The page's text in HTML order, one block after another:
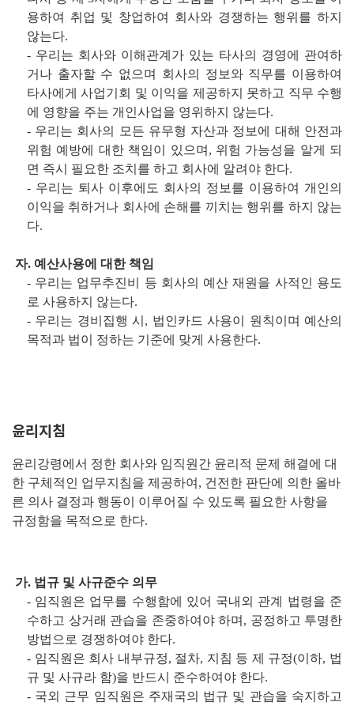
용하여 취업 및 창업하여 회사와 경쟁하는 행위를 하지
않는다.
- 우리는 회사와 이해관계가 있는 타사의 경영에 관여하
거나 출자할 수 없으며 회사의 정보와 직무를 이용하여
타사에게 사업기회 및 이익을 제공하지 못하고 직무 수행
에 영향을 주는 개인사업을 영위하지 않는다.
- 우리는 회사의 모든 유무형 자산과 정보에 대해 안전과
위험 예방에 대한 책임이 있으며, 위험 가능성을 알게 되
면 즉시 필요한 조치를 하고 회사에 알려야 한다.
- 우리는 퇴사 이후에도 회사의 정보를 이용하여 개인의
이익을 취하거나 회사에 손해를 끼치는 행위를 하지 않는
다.
자. 예산사용에 대한 책임
- 우리는 업무추진비 등 회사의 예산 재원을 사적인 용도
로 사용하지 않는다.
- 우리는 경비집행 시, 법인카드 사용이 원칙이며 예산의
목적과 법이 정하는 기준에 맞게 사용한다.
윤리지침
윤리강령에서 정한 회사와 임직원간 윤리적 문제 해결에 대
한 구체적인 업무지침을 제공하여 , 건전한 판단에 의한 올바
른 의사 결정과 행동이 이루어질 수 있도록 필요한 사항을
규정함을 목적으로 한다.
가. 법규 및 사규준수 의무
- 임직원은 업무를 수행함에 있어 국내외 관계 법령을 준
수하고 상거래 관습을 존중하여야 하며 , 공정하고 투명한
방법으로 경쟁하여야 한다.
- 임직원은 회사 내부규정, 절차, 지침 등 제 규정(이하, 법
규 및 사규라 함)을 반드시 준수하여야 한다.
-국외 근무 임직원은 주재국의 법규 및 관습을 숙지하고